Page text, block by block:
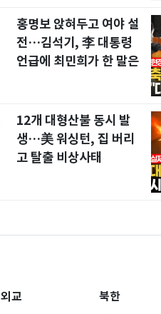
홍명보 앉혀두고 여야 설
전…김석기, 李 대통령
언급에 최민희가 한 말은
12개 대형산불 동시 발
생…美 워싱턴, 집 버리
고 탈출 비상사태
외교 북한